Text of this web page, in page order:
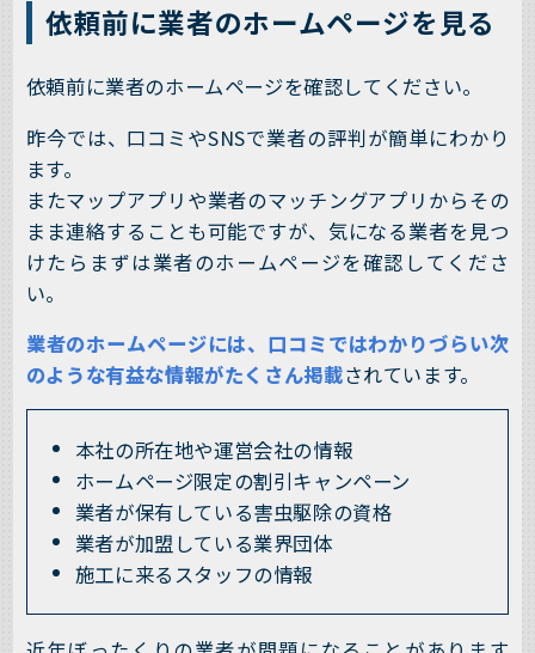
依頼前に業者のホームページを見る
依頼前に業者のホームページを確認してください。
昨今では、口コミやSNSで業者の評判が簡単にわかり
ます。
またマップアプリや業者のマッチングアプリからその
まま連絡することも可能ですが、気になる業者を見つ
けたらまずは業者のホームページを確認してくださ
い。
業者のホームページには、口コミではわかりづらい次
のような有益な情報がたくさん掲載されています。
本社の所在地や運営会社の情報
ホームページ限定の割引キャンペーン
業者が保有している害虫駆除の資格
業者が加盟している業界団体
施工に来るスタッフの情報